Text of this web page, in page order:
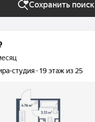
Сохранить поиск
студия 19 этаж из 25